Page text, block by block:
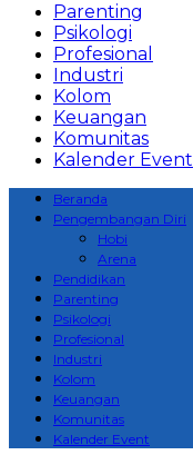
Parenting
Psikologi
Profesional
Industri
Kolom
Keuangan
Komunitas
Kalender Event
Beranda
Pengembangan Diri
Hobi
Arena
Pendidikan
Parenting
Psikologi
Profesional
Industri
Kolom
Keuangan
Komunitas
Kalender Event